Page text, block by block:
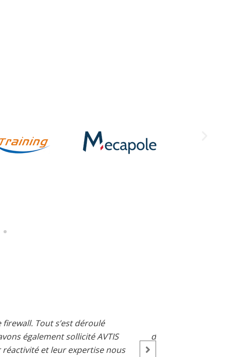
déroulé
sollicité AVTIS
expertise nous
Les équipes d’AVTIS, avec
d’infrastructure réseau,
Leur engagement constant à